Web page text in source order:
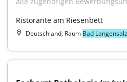
Ristorante am Riesenbett
Deutschland, Raum Bad